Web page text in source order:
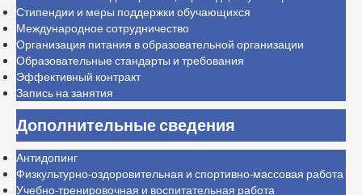
Стипендии и меры поддержки обучающихся
Международное сотрудничество
Организация питания в образовательной организации
Образовательные стандарты и требования
Эффективный контракт
Запись на занятия
Дополнительные сведения
Антидопинг
Физкультурно-оздоровительная и спортивно-массовая работа
Учебно-тренировочная и воспитательная работа